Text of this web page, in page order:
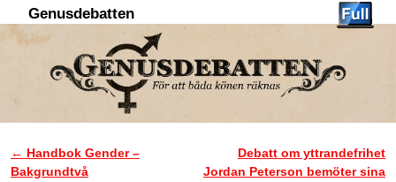
Genusdebatten
Inläggsnavigering
← Handbok Gender –
Bakgrundtvå
Debatt om yttrandefrihet
Jordan Peterson bemöter sina